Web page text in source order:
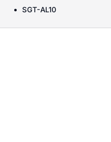
SGT-AL10